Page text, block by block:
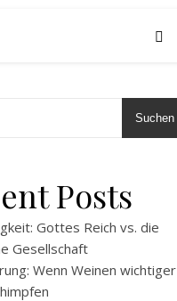
Suchen
Posts
Gottes Reich vs. die
Gesellschaft
Wenn Weinen wichtiger